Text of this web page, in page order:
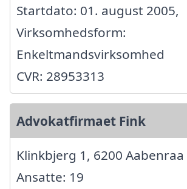
Startdato: 01. august 2005,
Virksomhedsform:
Enkeltmandsvirksomhed
CVR: 28953313
Advokatfirmaet Fink
Klinkbjerg 1, 6200 Aabenraa
Ansatte: 19